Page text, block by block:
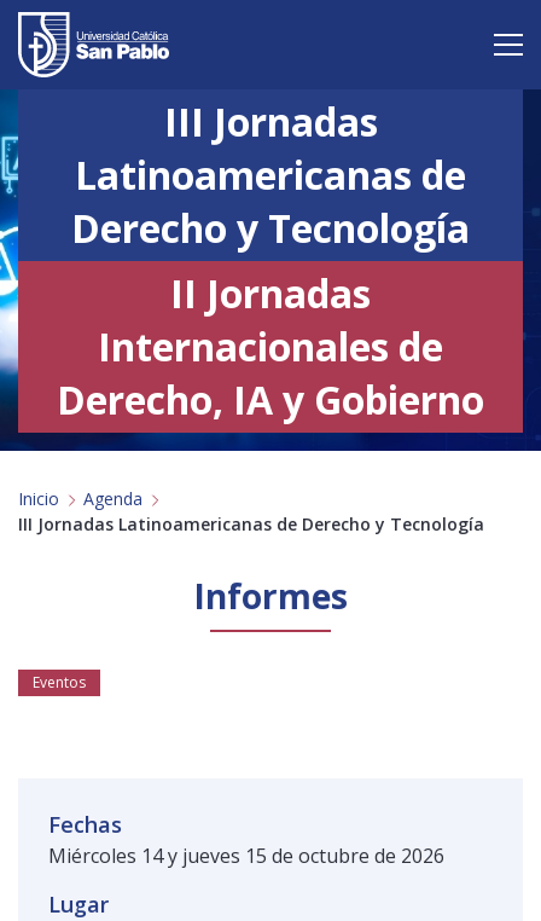
Admisión
Carreras
Internacional
Investigación
Alumnos Profesores Antiguos Alumnos Padres
Empresas
III Jornadas
Latinoamericanas de
Derecho y Tecnología
II Jornadas
Internacionales de
Derecho, IA y Gobierno
Inicio
Agenda
III Jornadas Latinoamericanas de Derecho y Tecnología
Informes
Eventos
Fechas
Miércoles 14 y jueves 15 de octubre de 2026
Lugar